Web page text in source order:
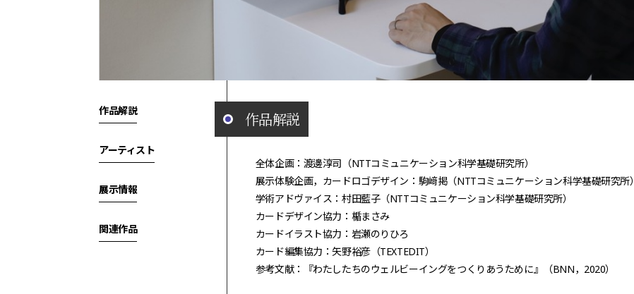
作品解説
アーティスト
展示情報
関連作品
作品解説
全体企画：渡邊淳司（NTTコミュニケーション科学基礎研究所）
展示体験企画，カードロゴデザイン：駒﨑掲（NTTコミュニケーション科学基礎研究所）
学術アドヴァイス：村田藍子（NTTコミュニケーション科学基礎研究所）
カードデザイン協力：楯まさみ
カードイラスト協力：岩瀬のりひろ
カード編集協力：矢野裕彦（TEXTEDIT）
参考文献：『わたしたちのウェルビーイングをつくりあうために』（BNN，2020）